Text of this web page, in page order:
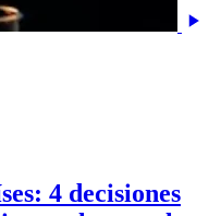
4 decisiones